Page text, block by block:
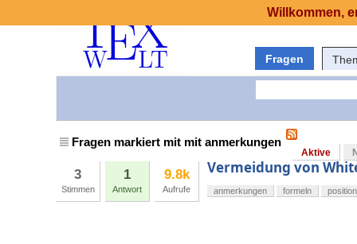
Fragen
Fragen markiert mit mit anmerkungen
Aktive
3
Stimmen
1
Antwort
9.8k
Aufrufe
Vermeidung von
anmerkungen formeln
Willkommen,